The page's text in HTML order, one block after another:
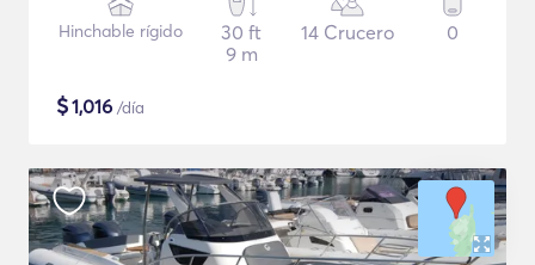
Hinchable rígido
30 ft
9 m
14 Crucero 0
$1,016 /día